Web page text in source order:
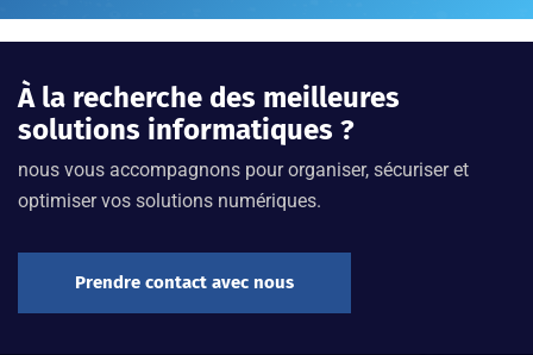
À la recherche des meilleures
solutions informatiques ?
nous vous accompagnons pour organiser, sécuriser et
optimiser vos solutions numériques.
Prendre contact avec nous